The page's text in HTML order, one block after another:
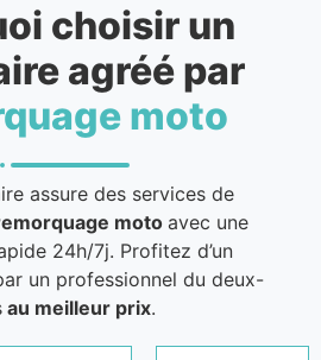
choisir un
agréé par
moto
assure des services de
motoavec une
24h/7j. Profitez d’un
un professionnel du deux-
au meilleur prix.